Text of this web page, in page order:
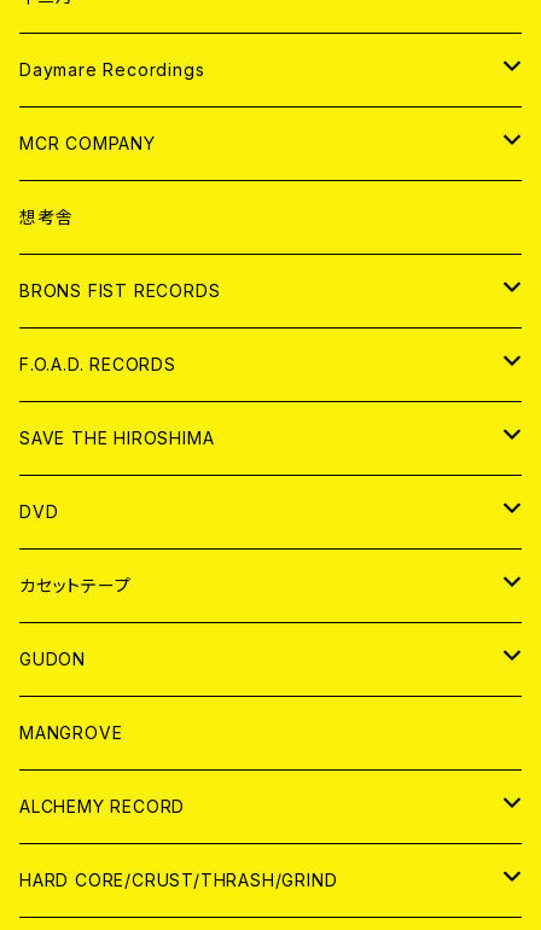
アパレル
ANALOG
CD
ANALOG
Daymare Recordings
CD
ANALOG
MCR COMPANY
CD
アパレル
ANALOG
想考舎
BRONS FIST RECORDS
CD
ANALOG
F.O.A.D. RECORDS
CD
ANALOG
SAVE THE HIROSHIMA
アパレル
BADGE
DVD
JAPAN
WORLD
カセットテープ
JAPAN
WORLD
GUDON
アパレル
PATCH
アナログ
MANGROVE
ALCHEMY RECORD
CD
HARD CORE/CRUST/THRASH/GRIND